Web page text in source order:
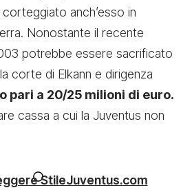
anch’esso in
Nonostante il recente
potrebbe essere sacrificato
corte di Elkann e dirigenza
pari a 20/25 milioni di euro.
cassa a cui la Juventus non
StileJuventus.com